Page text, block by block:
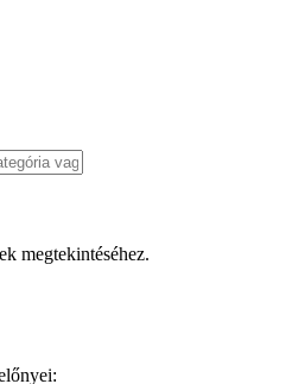
megtekintéséhez.